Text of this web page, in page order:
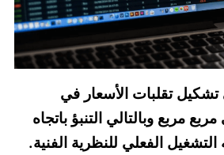
تقلبات الأسعار في
مربع وبالتالي التنبؤ باتجاه
الفعلي للنظرية الفنية.